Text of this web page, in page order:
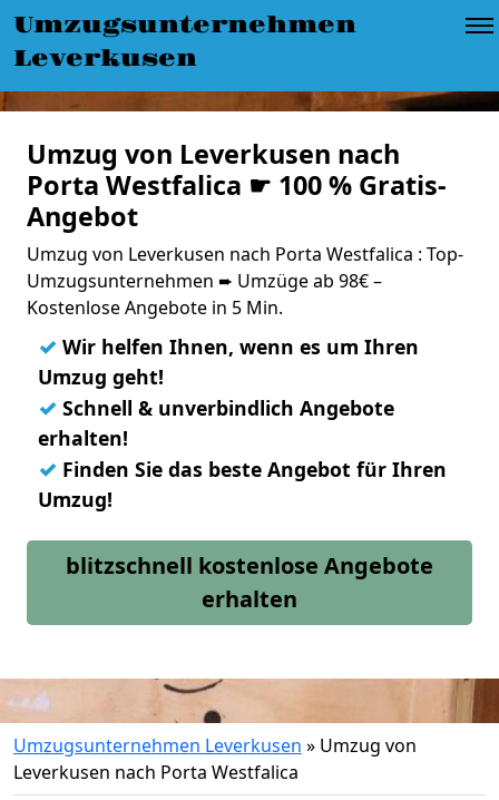
Umzugsunternehmen
Leverkusen
Umzug von Leverkusen nach
Porta Westfalica ☛ 100 % Gratis-
Angebot
Umzug von Leverkusen nach Porta Westfalica : Top-
Umzugsunternehmen ➨ Umzüge ab 98€ –
Kostenlose Angebote in 5 Min.
✓ Wir helfen Ihnen, wenn es um Ihren
Umzug geht!
✓ Schnell & unverbindlich Angebote
erhalten!
✓ Finden Sie das beste Angebot für Ihren
Umzug!
blitzschnell kostenlose Angebote
erhalten
Umzugsunternehmen Leverkusen » Umzug von
Leverkusen nach Porta Westfalica